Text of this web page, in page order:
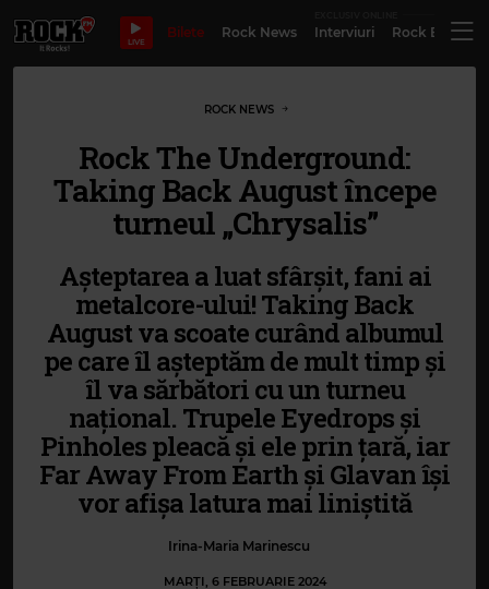
LIVE
Bilete Rock News Interviuri Rock
ROCK NEWS
Rock The Underground:
Taking Back August începe
turneul „Chrysalis”
Așteptarea a luat sfârșit, fani ai
metalcore-ului! Taking Back
August va scoate curând albumul
pe care îl așteptăm de mult timp și
îl va sărbători cu un turneu
național. Trupele Eyedrops și
Pinholes pleacă și ele prin țară, iar
Far Away From Earth și Glavan își
vor afișa latura mai liniștită
Irina-Maria Marinescu
MARȚI, 6 FEBRUARIE 2024